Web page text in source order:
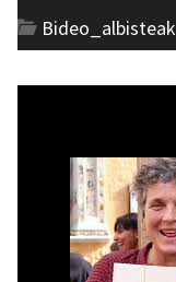
Bideo_albisteak